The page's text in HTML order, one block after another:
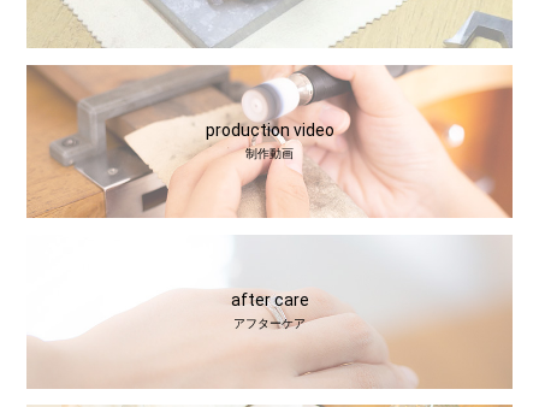
production video
制作動画
after care
アフターケア